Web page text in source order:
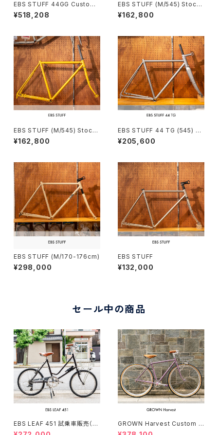
EBS STUFF 44GG Custom
complete bike（162-172c
m）
¥518,208
EBS STUFF (M/545) Stock
frame order (deposit)
¥162,800
EBS STUFF (M/545) Stock
frame order (deposit)
¥162,800
EBS STUFF 44 TG (545) St
ock frame order (deposit)
¥205,600
EBS STUFF (M/170-176cm)
¥298,000
EBS STUFF
¥132,000
セール中の商品
EBS LEAF 451 試乗車販売（15
0-169cm）
GROWN Harvest Custom c
omplete bike（154-168cm）